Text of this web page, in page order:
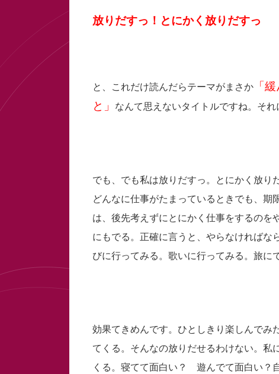
放りだすっ！とにかく放りだすっ
と、これだけ読んだらテーマがまさか「緩
と」
なんて思えないタイトルですね。そ
でも、でも私は放りだすっ。とにかく放り
どんなに仕事がたまっているときでも、
は、後先考えずにとにかく仕事をするのを
にもでる。正確に言うと、やらなければな
びに行ってみる。歌いに行ってみる。旅に
効果てきめんです。ひとしきり楽しんでみ
てくる。そんなの放りだせるわけない。私
くる。寝てて面白い？ 遊んでて面白い？